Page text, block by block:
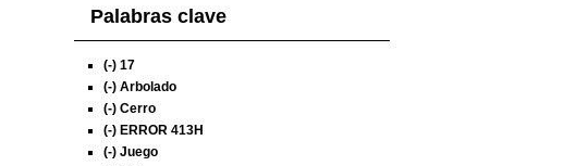
Palabras clave
(-) 17
(-) Arbolado
(-) Cerro
(-) ERROR 413H
(-) Juego